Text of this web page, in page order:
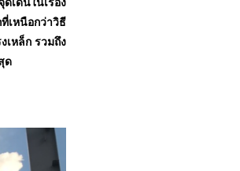
เหนือกว่าวิธี
เหล็ก รวมถึง
ด